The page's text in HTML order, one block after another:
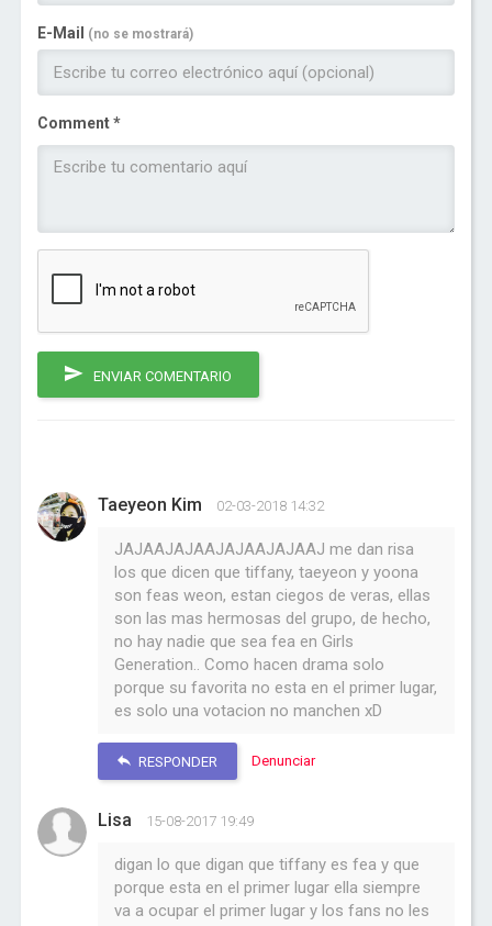
E-Mail (no se mostrará)
Comment *
ENVIAR COMENTARIO
Taeyeon Kim 02-03-2018 14:32
JAJAAJAJAAJAJAAJAJAAJ me dan risa
los que dicen que tiffany, taeyeon y yoona
son feas weon, estan ciegos de veras, ellas
son las mas hermosas del grupo, de hecho,
no hay nadie que sea fea en Girls
Generation.. Como hacen drama solo
porque su favorita no esta en el primer lugar,
es solo una votacion no manchen xD
RESPONDER Denunciar
Lisa 15-08-2017 19:49
digan lo que digan que tiffany es fea y que
porque esta en el primer lugar ella siempre
va a ocupar el primer lugar y los fans no les